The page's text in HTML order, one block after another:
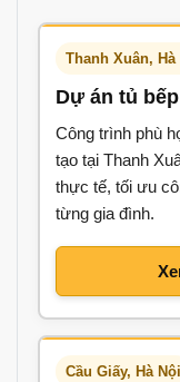
Thanh Xuân, Hà
Dự án tủ
Công trình phù
tạo tại Thanh
thực tế, tối ưu
từng gia đình.
Cầu Giấy, Hà Nội